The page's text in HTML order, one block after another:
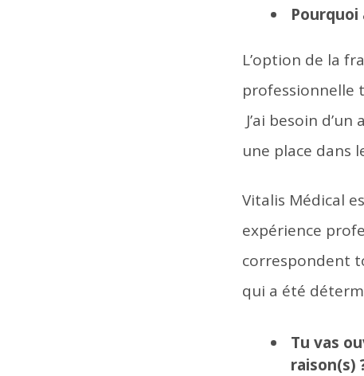
L’option de la
professionnelle
J’ai besoin
une place dans
Vitalis Médical
expérience
correspondent
qui a été
Tu vas
raison(s)